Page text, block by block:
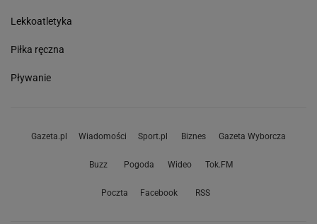
Lekkoatletyka
Piłka ręczna
Pływanie
Gazeta.pl Wiadomości Sport.pl Biznes Gazeta Wyborcza
Buzz Pogoda Wideo Tok.FM
Poczta Facebook RSS